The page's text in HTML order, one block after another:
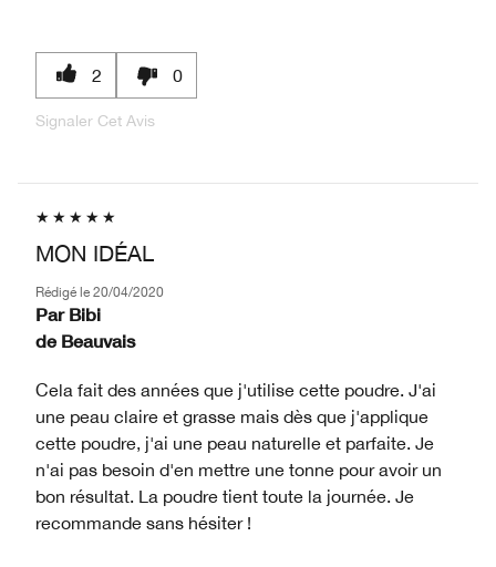
2 0
Signaler Cet Avis
MON IDÉAL
Rédigé le 20/04/2020
Par Bibi
de Beauvais
Cela fait des années que j'utilise cette poudre. J'ai
une peau claire et grasse mais dès que j'applique
cette poudre, j'ai une peau naturelle et parfaite. Je
n'ai pas besoin d'en mettre une tonne pour avoir un
bon résultat. La poudre tient toute la journée. Je
recommande sans hésiter !